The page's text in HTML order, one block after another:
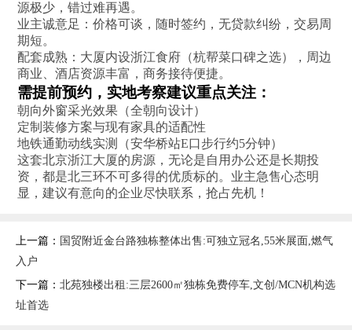
源极少，错过难再遇。
业主诚意足‌：价格可谈，随时签约，无贷款纠纷，交易周
期短。
配套成熟‌：大厦内设浙江食府（杭帮菜口碑之选），周边
商业、酒店资源丰富，商务接待便捷。
需提前预约，实地考察建议重点关注：
朝向外窗采光效果（全朝向设计）
定制装修方案与现有家具的适配性
地铁通勤动线实测（安华桥站E口步行约5分钟）
这套北京浙江大厦的房源，无论是自用办公还是长期投
资，都是北三环不可多得的优质标的。业主急售心态明
显，建议有意向的企业尽快联系，抢占先机！
上一篇： 国贸附近金台路独栋整体出售:可独立冠名,55米展面,燃气
入户
下一篇： 北苑独楼出租:三层2600㎡独栋免费停车,文创/MCN机构选
址首选